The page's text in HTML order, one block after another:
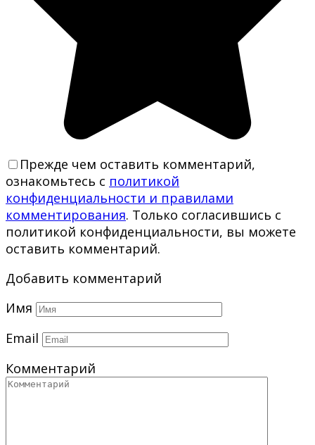
Прежде чем оставить комментарий,
ознакомьтесь с политикой
конфиденциальности и правилами
комментирования. Только согласившись с
политикой конфиденциальности, вы можете
оставить комментарий.
Добавить комментарий
Имя
Email
Комментарий